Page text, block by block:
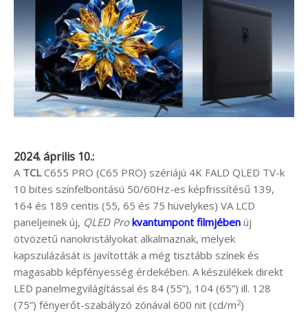
2024. április 10.:
ATCLC655 PRO (C65 PRO) szériájú 4K FALD QLED TV-k
10 bites színfelbontású 50/60Hz-es képfrissítésű 139,
164 és 189 centis (55, 65 és 75 hüvelykes) VA LCD
paneljeinek új, QLED Pro kvantumpont filmjében új
ötvözetű nanokristályokat alkalmaznak, melyek
kapszulázását is javították a még tisztább színek és
magasabb képfényesség érdekében. A készülékek direkt
LED panelmegvilágítással és 84 (55”), 104 (65”) ill. 128
(75”) fényerőt-szabályzó zónával 600 nit (cd/m2)